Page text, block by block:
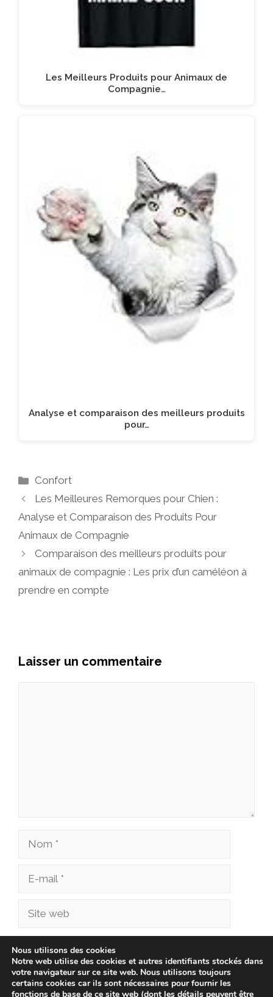
Les Meilleurs Produits pour Animaux de
Compagnie…
Analyse et comparaison des meilleurs produits
pour…
Catégories
Confort
Les Meilleures Remorques pour Chien :
Analyse et Comparaison des Produits Pour
Animaux de Compagnie
Comparaison des meilleurs produits pour
animaux de compagnie : Les prix d’un caméléon à
prendre en compte
Laisser un commentaire
Nom
Site
Enregistrer mon nom, mon e-mail et mon site
dans le navigateur pour mon prochain
commentaire.
Nous utilisons des cookies
Notre web utilise des cookies et autres identifiants stockés dans
votre navigateur sur ce site web. Nous utilisons toujours
certains cookies car ils sont nécessaires pour fournir les
fonctions de base de ce site web (dont les détails peuvent être